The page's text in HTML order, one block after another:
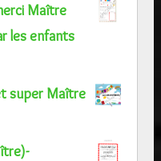
Maître
les enfants
super Maître